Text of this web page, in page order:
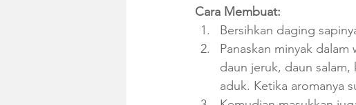
Cara Membuat:
Bersihkan daging
Panaskan minyak
daun jeruk, daun
aduk. Ketika aromanya